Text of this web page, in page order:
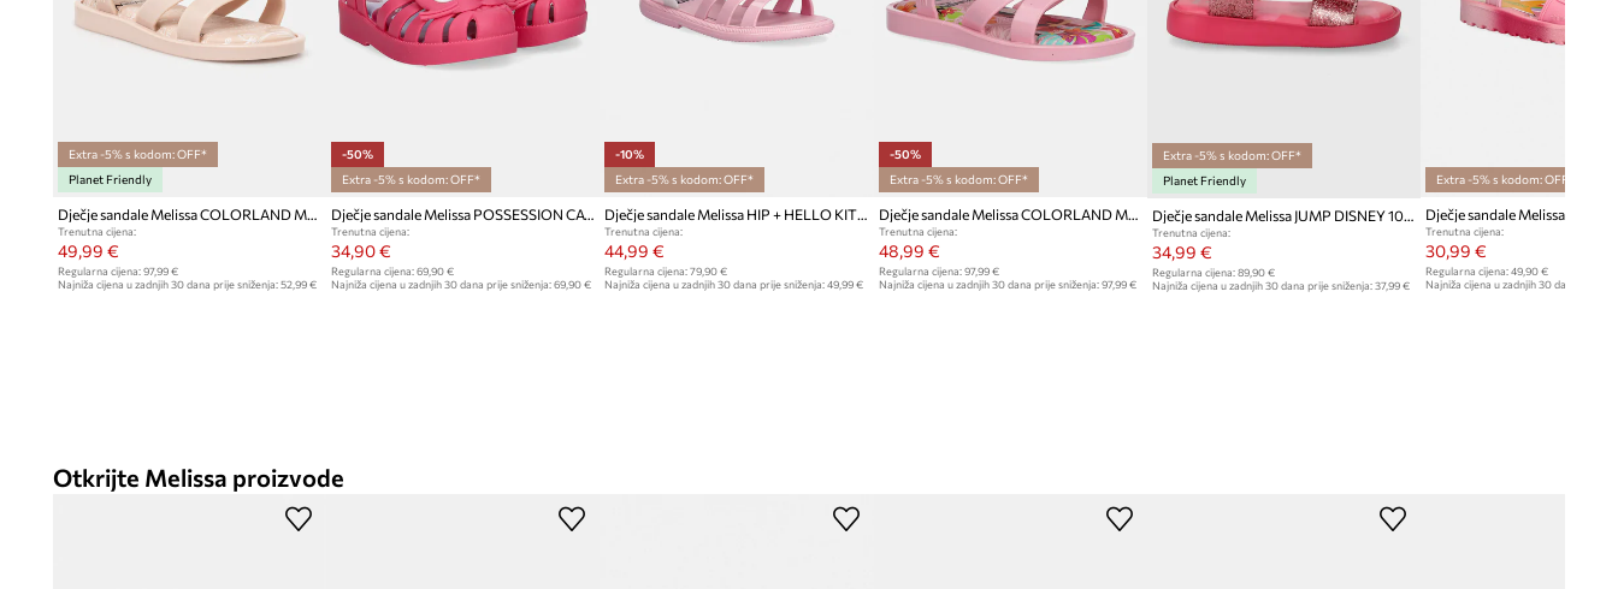
Extra -5% s kodom: OFF*
Planet Friendly
Dječje sandale Melissa COLORLAND MOANA B
Trenutna cijena:
49,99 €
Regularna cijena: 97,99 €
Najniža cijena u zadnjih 30 dana prije sniženja: 52,99 €
-50%
Extra -5% s kodom: OFF*
Trenutna cijena:
34,90 €
Regularna cijena:69,90 €
Najniža cijena u zadnjih 30 dana prije sniženja:69,90 €
-10%
Extra -5% s kodom: OFF*
Trenutna cijena:
44,99 €
Regularna cijena: 79,90 €
Najniža cijena u zadnjih 30 dana prije sniženja: 49,99 €
-50%
Extra -5% s kodom: OFF*
Dječje sandale Melissa COLORLAND MOANA B
Trenutna cijena:
48,99 €
Regularna cijena: 97,99 €
Najniža cijena u zadnjih 30 dana prije sniženja: 97,99 €
Extra -5% s kodom: OFF*
Planet Friendly
Dječje sandale Melissa JUMP DISNEY 100 BB
Trenutna cijena:
34,99 €
Regularna cijena:89,90 €
Najniža cijena u zadnjih 30 dana prije sniženja:37,99 €
Extra -5% s kodom: OFF*
Dječje sandale Melissa
Trenutna cijena:
30,99 €
Regularna cijena: 49,90 €
Najniža cijena u zadnjih 30 dana prije
Otkrijte Melissa proizvode